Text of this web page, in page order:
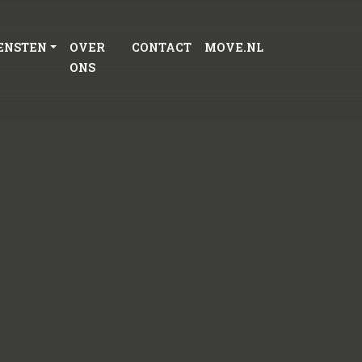
OVER
ONS
CONTACT MOVE.NL